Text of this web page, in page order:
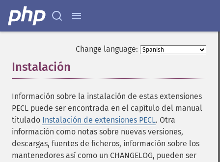
Change language:
Instalación
Información sobre la instalación de estas extensiones
PECL puede ser encontrada en el capítulo del manual
titulado Instalación de extensiones PECL. Otra
información como notas sobre nuevas versiones,
descargas, fuentes de ficheros, información sobre los
mantenedores así como un CHANGELOG, pueden ser